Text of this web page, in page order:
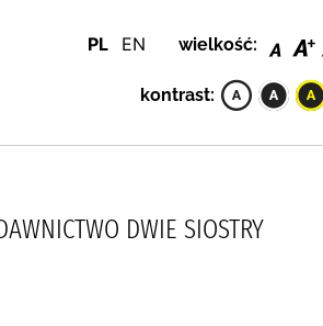
PL EN wielkość:
kontrast:
DWIE SIOSTRY